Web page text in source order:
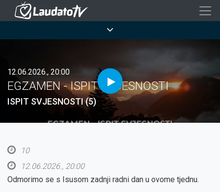
Skoči
sadržaj
12.06.2026., 20:00
EGZAMEN - ISPIT SVJESNOSTI
ISPIT SVJESNOSTI (5)
10
12.06.2026., 20:00
Odmorimo se s Isusom zadnji radni dan u ovome tjednu.